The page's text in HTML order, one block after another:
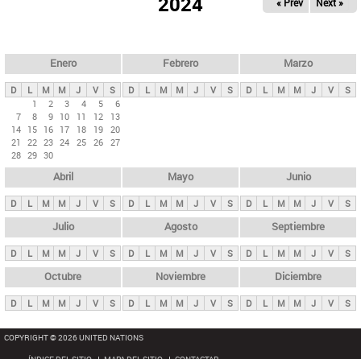
ds
p
n
i
p
a
l
s
Enero
D L M M J V
S
1
2 3 4 5
6
7
8 9 10 11 12
13
14 15 16 17 18 19 20
21
22 23 24 25 26 27
28 29 30
Febrero
D L M M J V S
Marzo
D L M M J V S
Abril
D L M M J V S
Mayo
D L M M J V S
Junio
D L M M J V S
Julio
D L M M J V S
Agosto
D L M M J V S
Septiembre
D L M M J V S
Octubre
D L M M J V S
Noviembre
D L M M J V S
Diciembre
D L M M J V S
COPYRIGHT © 2026 UNITED NATIONS